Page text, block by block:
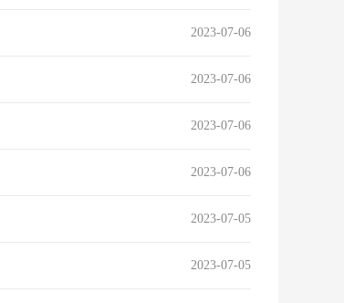
2023-07-06
2023-07-06
2023-07-06
2023-07-06
2023-07-05
2023-07-05